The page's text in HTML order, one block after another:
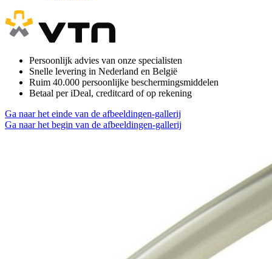
Persoonlijk advies van onze specialisten
Snelle levering in Nederland en België
Ruim 40.000 persoonlijke beschermingsmiddelen
Betaal per iDeal, creditcard of op rekening
Ga naar het einde van de afbeeldingen-gallerij
Ga naar het begin van de afbeeldingen-gallerij